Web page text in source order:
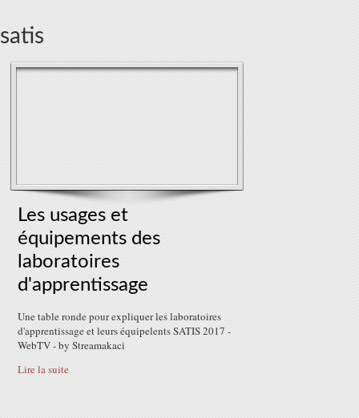
satis
Les usages et
équipements des
laboratoires
d'apprentissage
Une table ronde pour expliquer les laboratoires
d'apprentissage et leurs équipelents SATIS 2017 -
WebTV - by Streamakaci
Lire la suite